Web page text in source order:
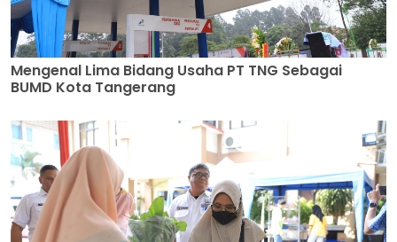
Mengenal Lima Bidang Usaha PT TNG Sebagai
BUMD Kota Tangerang